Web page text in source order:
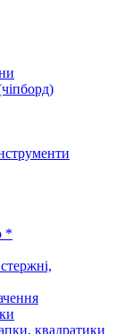
*
квадратики